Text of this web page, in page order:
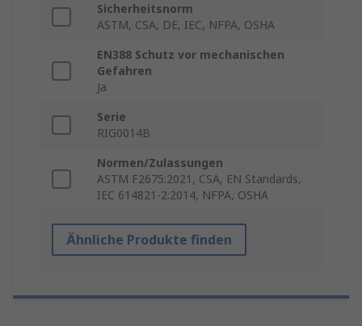
Sicherheitsnorm
ASTM, CSA, DE, IEC, NFPA, OSHA
EN388 Schutz vor mechanischen
Gefahren
Ja
Serie
RIG0014B
Normen/Zulassungen
ASTM F2675:2021, CSA, EN Standards,
IEC 614821-2:2014, NFPA, OSHA
Ähnliche Produkte finden